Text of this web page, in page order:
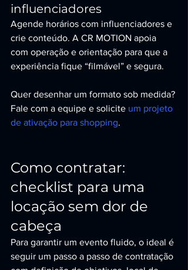
influenciadores
Agende horários com influenciadores e
crie conteúdo. A CR MOTION apoia
com operação e orientação para que a
experiência fique “filmável” e segura.
Quer desenhar um formato sob medida?
Fale com a equipe e solicite um projeto
de ativação para shopping.
Como contratar:
checklist para uma
locação sem dor de
cabeça
Para garantir um evento fluido, o ideal é
seguir um passo a passo de contratação